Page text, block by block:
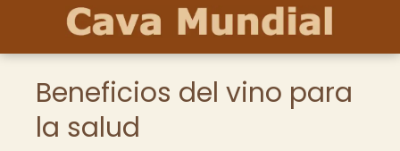
Beneficios del vino para
la salud